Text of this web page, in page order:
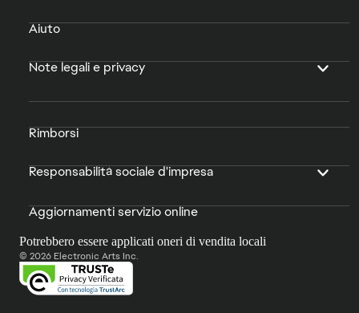
Aiuto
Note legali e privacy
Rimborsi
Responsabilità sociale d'impresa
Aggiornamenti servizio online
Potrebbero essere applicati oneri di vendita locali
© 2026 Electronic Arts Inc.